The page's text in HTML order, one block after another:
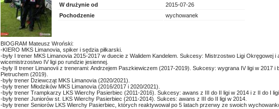
W drużynie od
2015-07-26
Pochodzenie
wychowanek
BIOGRAM Mateusz Wroński:
-KIERO MKS Limanovia, spiker i sędzia piłkarski.
-były I trener MKS Limanovia 2015-2017 w duecie z Walidem Kandelem. Sukcesy: Mistrzostwo Ligi Okręgowej i
wicemistrzostwo IV ligi po rundzie jesiennej.
-były II trener Limanovii z trenerami: Andrzejem Paszkiewiczem (2017-2019). Sukcesy: wygrana IV ligi w 2017 i
Pietruchem (2019).
-były trener Dziewcząt MKS Limanovia (2020/2021).
-były trener Młodzików MKS Limanovia (2016/2017 i 2020/2021).
-były trener Trampkarzy LKS Wierchy Pasierbiec (2011-2016). Sukcesy: awans z III do II ligi w 2014 i z II do I ligi
-były trener Juniorów st. LKS Wierchy Pasierbiec (2011-2014). Sukces: awans z III do II ligi w 2014.
-były trener Seniorów LKS Wierchy Pasierbiec, których reaktywował po 5 latach przerwy ze swoich